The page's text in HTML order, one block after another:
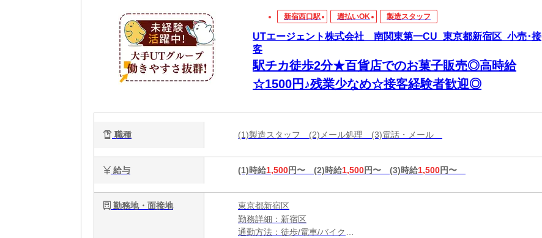
新宿西口駅 週払いOK 製造スタッフ
UTエージェント株式会社 南関東第一CU_東京都新宿区_小売･接
客
駅チカ徒歩2分★百貨店でのお菓子販売◎高時給
☆1500円♪残業少なめ☆接客経験者歓迎◎
職種 (1)製造スタッフ (2)メール処理 (3)電話・メール
給与 (1)時給1,500円〜 (2)時給1,500円〜 (3)時給1,500円〜
勤務地・面接地
東京都新宿区
勤務詳細：新宿区
通勤方法：徒歩/電車/バイク